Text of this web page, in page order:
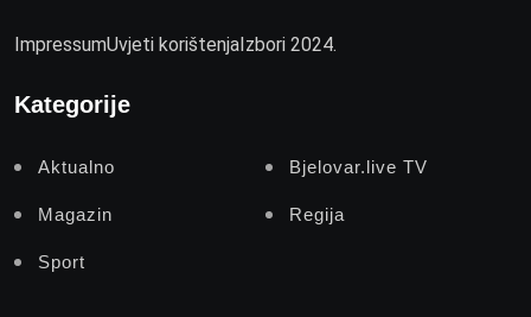
ImpressumUvjeti korištenja Izbori 2024.
Kategorije
Aktualno Bjelovar.live TV
Magazin Regija
Sport